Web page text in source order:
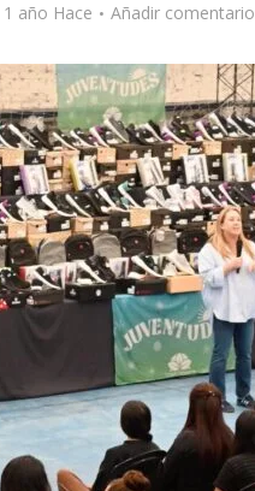
1 año Hace Añadir comentario